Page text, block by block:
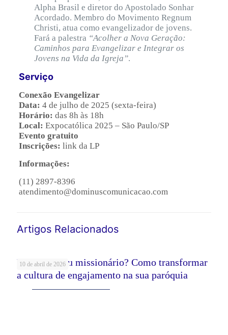
Alpha Brasil e diretor do Apostolado Sonhar
Acordado. Membro do Movimento Regnum
Christi, atua como evangelizador de jovens.
Fará a palestra “Acolher a Nova Geração:
Caminhos para Evangelizar e Integrar os
Jovens na Vida da Igreja”.
Serviço
Conexão Evangelizar
Data: 4 de julho de 2025 (sexta-feira)
Horário: das 8h às 18h
Local: Expocatólica 2025 – São Paulo/SP
Evento gratuito
Inscrições: link da LP
Informações:
(11) 2897-8396
atendimento@dominuscomunicacao.com
Artigos Relacionados
10 de abril de 2026
Voluntário ou missionário? Como transformar
a cultura de engajamento na sua paróquia